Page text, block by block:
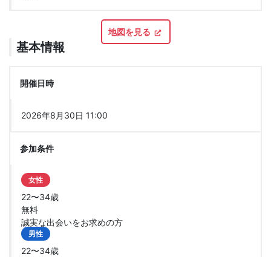
地図を見る
基本情報
開催日時
2026年8月30日 11:00
参加条件
女性
22〜34歳
無料
誠実な出会いをお求めの方
男性
22〜34歳